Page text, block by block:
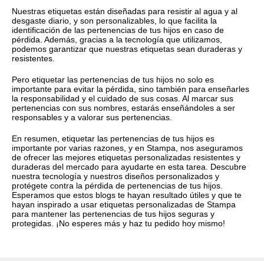
Nuestras etiquetas están diseñadas para resistir al agua y al
desgaste diario, y son personalizables, lo que facilita la
identificación de las pertenencias de tus hijos en caso de
pérdida. Además, gracias a la tecnología que utilizamos,
podemos garantizar que nuestras etiquetas sean duraderas y
resistentes.
Pero etiquetar las pertenencias de tus hijos no solo es
importante para evitar la pérdida, sino también para enseñarles
la responsabilidad y el cuidado de sus cosas. Al marcar sus
pertenencias con sus nombres, estarás enseñándoles a ser
responsables y a valorar sus pertenencias.
En resumen, etiquetar las pertenencias de tus hijos es
importante por varias razones, y en Stampa, nos aseguramos
de ofrecer las mejores etiquetas personalizadas resistentes y
duraderas del mercado para ayudarte en esta tarea. Descubre
nuestra tecnología y nuestros diseños personalizados y
protégete contra la pérdida de pertenencias de tus hijos.
Esperamos que estos blogs te hayan resultado útiles y que te
hayan inspirado a usar etiquetas personalizadas de Stampa
para mantener las pertenencias de tus hijos seguras y
protegidas. ¡No esperes más y haz tu pedido hoy mismo!